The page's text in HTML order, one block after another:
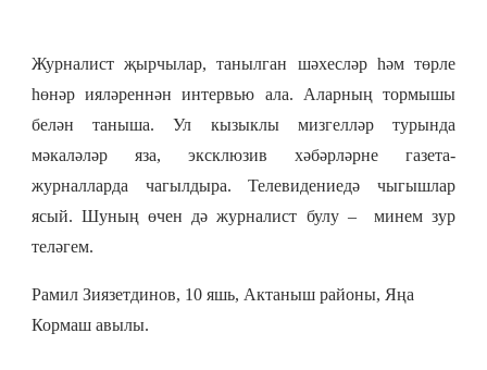
Журналист җырчылар, танылган шәхесләр һәм төрле
һөнәр ияләреннән интервью ала. Аларның тормышы
белән таныша. Ул кызыклы мизгелләр турында
мәкаләләр яза, эксклюзив хәбәрләрне газета-
журналларда чагылдыра. Телевидениедә чыгышлар
ясый. Шуның өчен дәжурналист булу–
минем зур
теләгем.
Рамил Зиязетдинов, 10 яшь, Актаныш районы, Яңа
Кормаш авылы.